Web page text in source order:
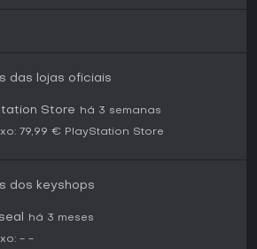
e satisfação.
das lojas oficiais
Store há 3 semanas
79,99 € PlayStation Store
dos keyshops
há 3 meses
- -